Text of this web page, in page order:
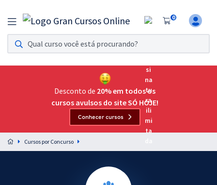
0
Assinatura Ilimitada 11
Acesso a todos os cursos. Teste grátis por 7 dias!
Assinatura OAB Até Passar
Acesso ilimitado a toda preparação para o Exame da
Preparação completa e intensiva para as principais
residências em saúde do Brasil
Desconto de 20% em todos os
cursos avulsos do site SÓ HOJE!
Conhecer cursos
Cursos por Concurso